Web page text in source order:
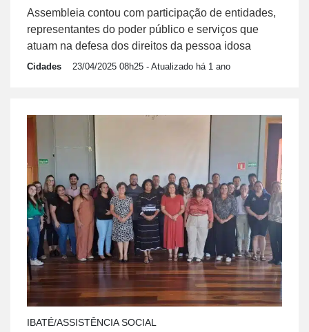
Assembleia contou com participação de entidades,
representantes do poder público e serviços que
atuam na defesa dos direitos da pessoa idosa
Cidades 23/04/2025 08h25 - Atualizado há 1 ano
IBATÉ/ASSISTÊNCIA SOCIAL